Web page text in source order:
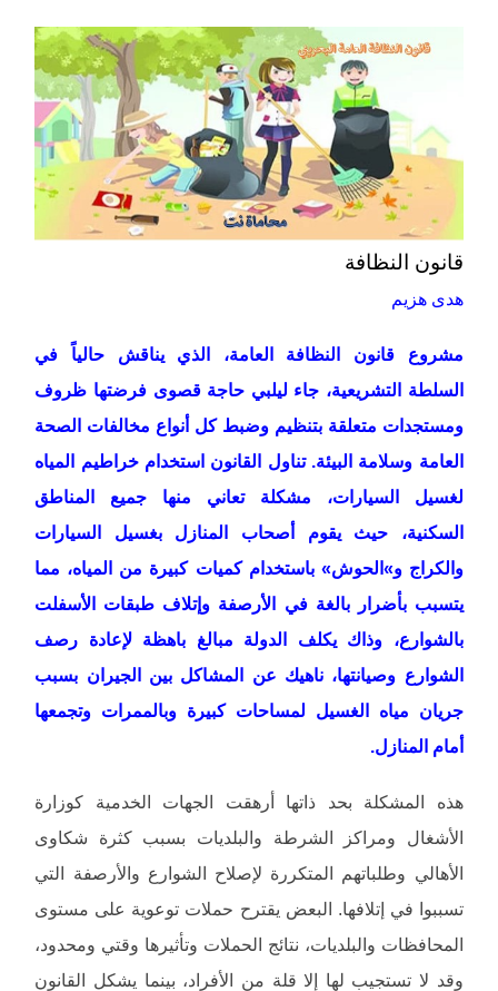
قانون النظافة
هدى هزيم
مشروع قانون النظافة العامة، الذي يناقش حالياً في
السلطة التشريعية، جاء ليلبي حاجة قصوى فرضتها ظروف
ومستجدات متعلقة بتنظيم وضبط كل أنواع مخالفات الصحة
العامة وسلامة البيئة. تناول القانون استخدام خراطيم المياه
لغسيل السيارات، مشكلة تعاني منها جميع المناطق
السكنية، حيث يقوم أصحاب المنازل بغسيل السيارات
والكراج و»الحوش» باستخدام كميات كبيرة من المياه، مما
يتسبب بأضرار بالغة في الأرصفة وإتلاف طبقات الأسفلت
بالشوارع، وذاك يكلف الدولة مبالغ باهظة لإعادة رصف
الشوارع وصيانتها، ناهيك عن المشاكل بين الجيران بسبب
جريان مياه الغسيل لمساحات كبيرة وبالممرات وتجمعها
أمام المنازل.
هذه المشكلة بحد ذاتها أرهقت الجهات الخدمية كوزارة
الأشغال ومراكز الشرطة والبلديات بسبب كثرة شكاوى
الأهالي وطلباتهم المتكررة لإصلاح الشوارع والأرصفة التي
تسببوا في إتلافها. البعض يقترح حملات توعوية على مستوى
المحافظات والبلديات، نتائج الحملات وتأثيرها وقتي ومحدود،
وقد لا تستجيب لها إلا قلة من الأفراد، بينما يشكل القانون